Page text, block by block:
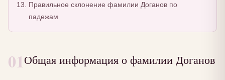
Правильное склонение фамилии Доганов по
падежам
01Общая информация о фамилии Доганов